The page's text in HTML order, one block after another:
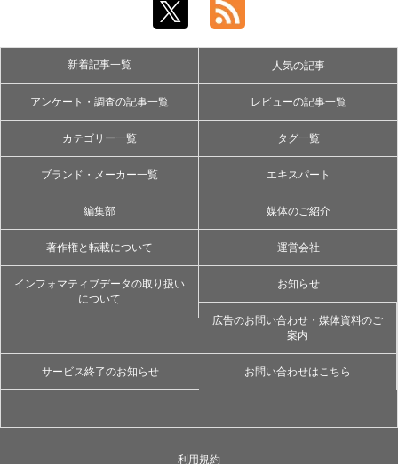
新着記事一覧 人気の記事
アンケート・調査の記事一覧 レビューの記事一覧
カテゴリー一覧 タグ一覧
ブランド・メーカー一覧 エキスパート
編集部 媒体のご紹介
著作権と転載について 運営会社
インフォマティブデータの取り扱い
について
お知らせ
広告のお問い合わせ・媒体資料のご
案内
サービス終了のお知らせ お問い合わせはこちら
利用規約